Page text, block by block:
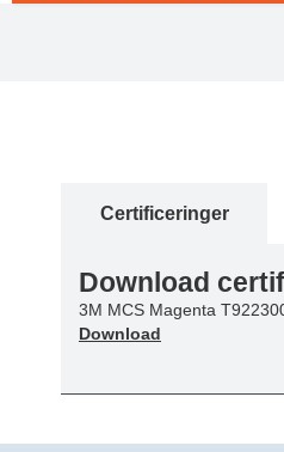
Certificeringer
Download
3M MCS Magenta
Download